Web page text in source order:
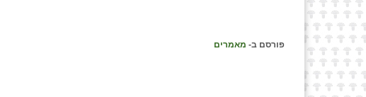
פורסם ב- מאמרים